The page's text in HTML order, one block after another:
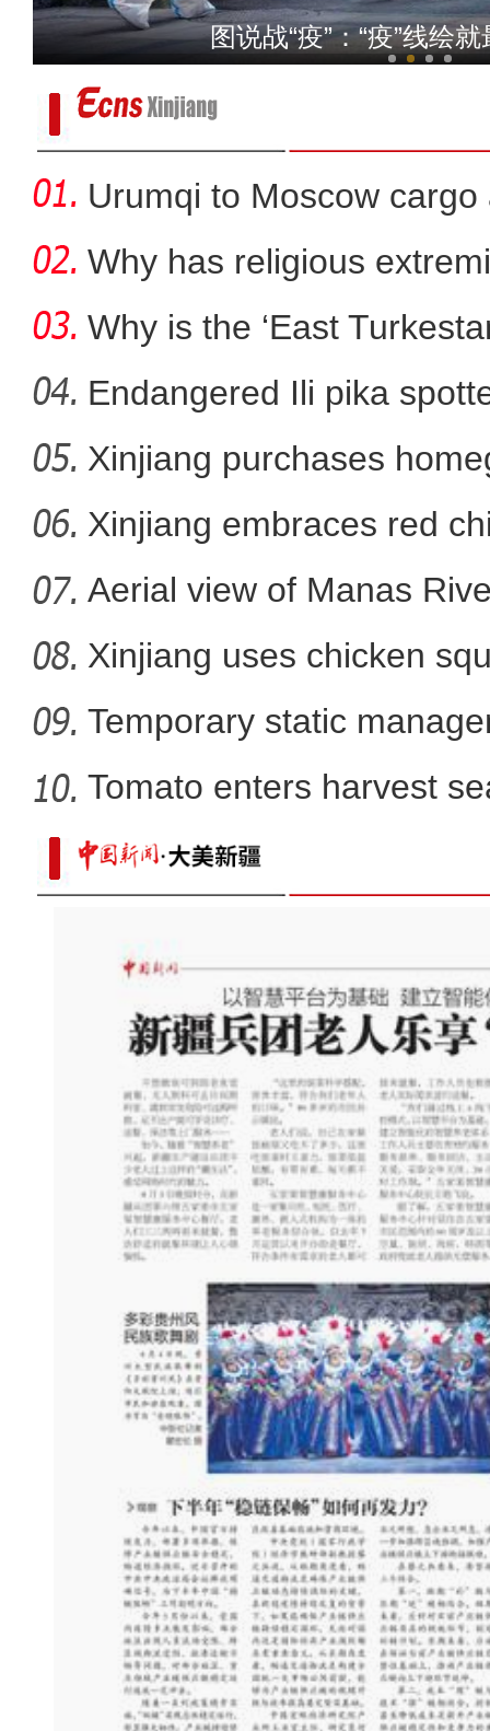
原创MV丨《爱的
原创抗疫MV：洁白
新疆霍尔果斯口岸今年首次
图说战“疫”：“疫”线绘
Urumqi to Moscow
Why has religious
rootless g
Why is the ‘East
Endangered Ili pika
Xinjiang purchases
f
Xinjiang embraces red
Aerial view of Manas
Xinjiang uses chicken
Temporary static
parts
Tomato enters harvest